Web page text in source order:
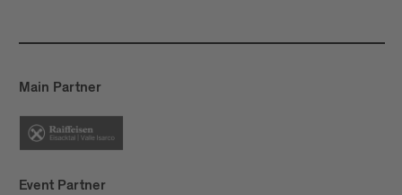
Main Partner
Event Partner